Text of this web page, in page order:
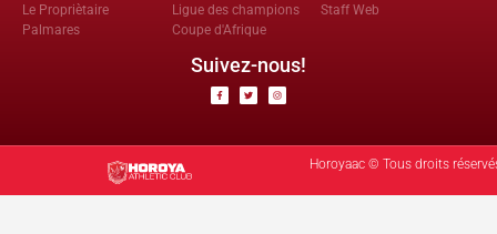
Le Propriètaire
Palmares
Ligue des champions
Coupe d'Afrique
Staff Web
Suivez-nous!
Horoyaac © Tous droits